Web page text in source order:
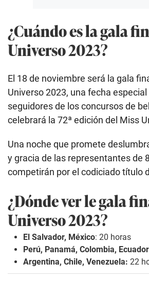
¿Cuándo es la gala
Universo 2023?
El 18 de noviembre será la gala
Universo 2023, una fecha
seguidores de los concursos de
celebrará la 72ª edición del Miss
Una noche que promete
y gracia de las representantes de
competirán por el codiciado título
¿Dónde ver le gala
Universo 2023?
El Salvador, México: 20 horas
Perú, Panamá, Colombia, Ecuador
Argentina, Chile, Venezuela: 22